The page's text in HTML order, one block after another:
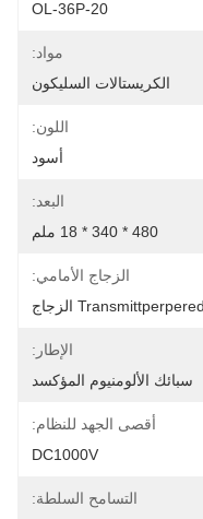
OL-36P-20
مواد:
الكريستالات السليكون
اللون:
أسود
البعد:
480 * 340 * 18 ملم
الزجاج الأمامي:
الإطار:
سبائك الألومنيوم المؤكسد
أقصى الجهد للنظام:
DC1000V
التسامح السلطة: